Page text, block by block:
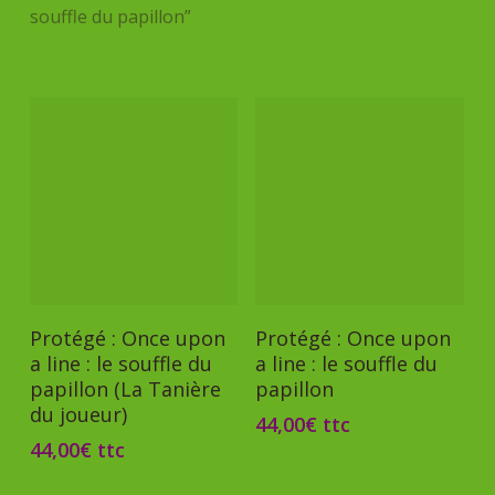
souffle du papillon”
Ajouter Au Panier
Protégé : Once upon
a line : le souffle du
papillon (La Tanière
du joueur)
44,00€ ttc
Ajouter Au Panier
Protégé : Once upon
a line : le souffle du
papillon
44,00€ ttc